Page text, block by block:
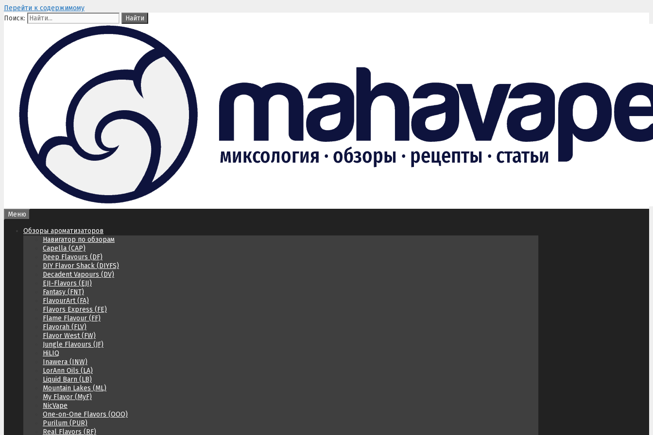
Перейти к содержимому
Поиск:
Меню
Обзоры ароматизаторов
Навигатор по обзорам
Capella (CAP)
Deep Flavours (DF)
DIY Flavor Shack (DIYFS)
Decadent Vapours (DV)
EJI-Flavors (EJI)
Fantasy (FNT)
FlavourArt (FA)
Flavors Express (FE)
Flame Flavour (FF)
Flavorah (FLV)
Flavor West (FW)
Jungle Flavours (JF)
HiLIQ
Inawera (INW)
LorAnn Oils (LA)
Liquid Barn (LB)
Mountain Lakes (ML)
My Flavor (MyF)
NicVape
One-on-One Flavors (OOO)
Purilum (PUR)
Real Flavors (RF)